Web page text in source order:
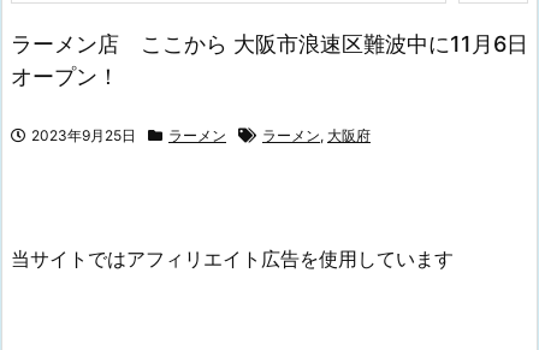
ラーメン店 ここから 大阪市浪速区難波中に11月6日
オープン！
2023年9月25日 ラーメン ラーメン, 大阪府
当サイトではアフィリエイト広告を使用しています